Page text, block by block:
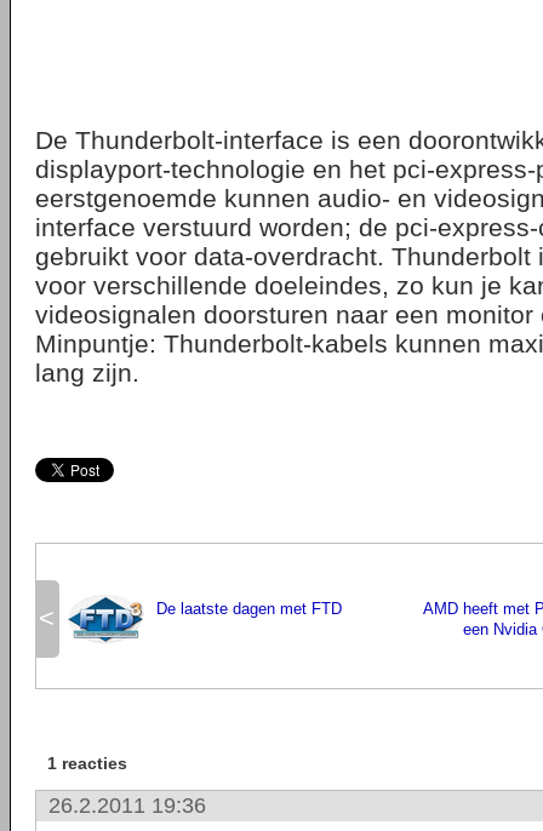
De Thunderbolt-interface is een
displayport-technologie en het pci-
eerstgenoemde kunnen audio- en
interface verstuurd worden; de pci-
gebruikt voor data-overdracht. Thunderbolt
voor verschillende doeleindes, zo kun je
videosignalen doorsturen naar een monitor
Minpuntje: Thunderbolt-kabels kunnen
lang zijn.
< De laatste dagen met FTD
AMD heeft met
een Nvidia
1 reacties
26.2.2011 19:36